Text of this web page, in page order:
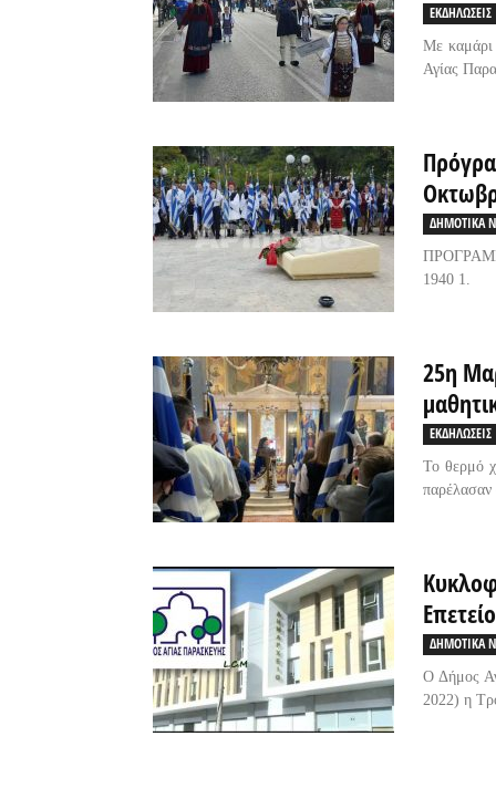
ΕΚΔΗΛΩΣΕΙΣ
Με καμάρι
Αγίας
ΔΗΜΟΤΙΚΑ
1940 1.
25η
ΕΚΔΗΛΩΣΕΙΣ
Το θερμό
ΔΗΜΟΤΙΚΑ
Ο Δήμος
2022) η